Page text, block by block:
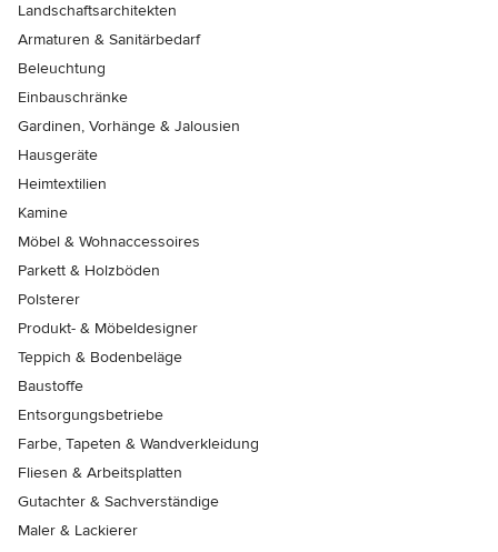
Landschaftsarchitekten
Armaturen & Sanitärbedarf
Beleuchtung
Einbauschränke
Gardinen, Vorhänge & Jalousien
Hausgeräte
Heimtextilien
Kamine
Möbel & Wohnaccessoires
Parkett & Holzböden
Polsterer
Produkt- & Möbeldesigner
Teppich & Bodenbeläge
Baustoffe
Entsorgungsbetriebe
Farbe, Tapeten & Wandverkleidung
Fliesen & Arbeitsplatten
Gutachter & Sachverständige
Maler & Lackierer